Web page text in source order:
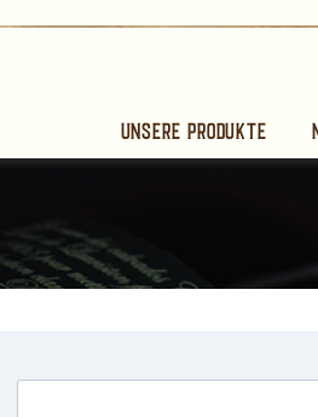
Unsere produkte